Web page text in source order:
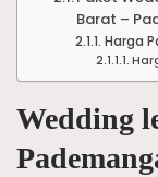
Barat –
Harga
Wedding